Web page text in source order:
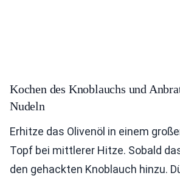
Kochen des Knoblauchs und
Nudeln
Erhitze das Olivenöl in einem
Topf bei mittlerer Hitze. Sobald
den gehackten Knoblauch hinzu.